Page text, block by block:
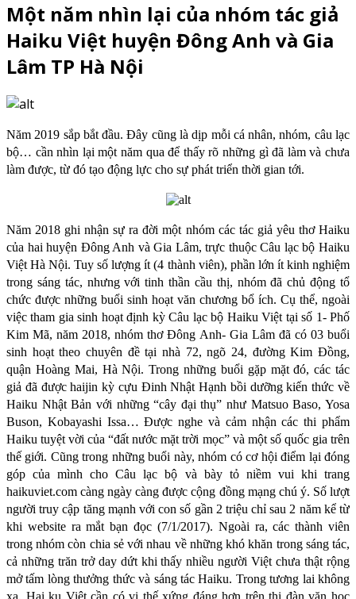
Một năm nhìn lại của nhóm tác giả
Haiku Việt huyện Đông Anh và Gia
Lâm TP Hà Nội
Năm 2019 sắp bắt đầu. Đây cũng là dịp mỗi cá nhân, nhóm, câu lạc
bộ… cần nhìn lại một năm qua để thấy rõ những gì đã làm và chưa
làm được, từ đó tạo động lực cho sự phát triển thời gian tới.
Năm 2018 ghi nhận sự ra đời một nhóm các tác giả yêu thơ Haiku
của hai huyện Đông Anh và Gia Lâm, trực thuộc Câu lạc bộ Haiku
Việt Hà Nội. Tuy số lượng ít (4 thành viên), phần lớn ít kinh nghiệm
trong sáng tác, nhưng với tinh thần cầu thị, nhóm đã chủ động tổ
chức được những buổi sinh hoạt văn chương bổ ích. Cụ thể, ngoài
việc tham gia sinh hoạt định kỳ Câu lạc bộ Haiku Việt tại số 1- Phố
Kim Mã, năm 2018, nhóm thơ Đông Anh- Gia Lâm đã có 03 buổi
sinh hoạt theo chuyên đề tại nhà 72, ngõ 24, đường Kim Đồng,
quận Hoàng Mai, Hà Nội. Trong những buổi gặp mặt đó, các tác
giả đã được haijin kỳ cựu Đinh Nhật Hạnh bồi dưỡng kiến thức về
Haiku Nhật Bản với những “cây đại thụ” như Matsuo Baso, Yosa
Buson, Kobayashi Issa… Được nghe và cảm nhận các thi phẩm
Haiku tuyệt vời của “đất nước mặt trời mọc” và một số quốc gia trên
thế giới. Cũng trong những buổi này, nhóm có cơ hội điểm lại đóng
góp của mình cho Câu lạc bộ và bày tỏ niềm vui khi trang
haikuviet.com càng ngày càng được cộng đồng mạng chú ý. Số lượt
người truy cập tăng mạnh với con số gần 2 triệu chỉ sau 2 năm kể từ
khi website ra mắt bạn đọc (7/1/2017). Ngoài ra, các thành viên
trong nhóm còn chia sẻ với nhau về những khó khăn trong sáng tác,
cả những trăn trở day dứt khi thấy nhiều người Việt chưa thật rộng
mở tấm lòng thưởng thức và sáng tác Haiku. Trong tương lai không